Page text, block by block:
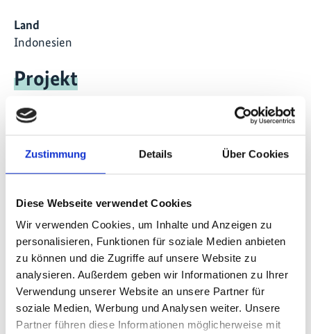
Zustimmung Details Über Cookies
Diese Webseite verwendet Cookies
Wir verwenden Cookies, um Inhalte und Anzeigen zu
personalisieren, Funktionen für soziale Medien anbieten
zu können und die Zugriffe auf unsere Website zu
analysieren. Außerdem geben wir Informationen zu Ihrer
Verwendung unserer Website an unsere Partner für
soziale Medien, Werbung und Analysen weiter. Unsere
Partner führen diese Informationen möglicherweise mit
Land
Indonesien
Projekt
Climate and Biodiversity Hub Indonesia
Diese Inhalte können nicht angezeigt werden, da die
Marketing-Cookies abgelehnt wurden. Klicken Sie
hier
, um die Cookies zu akzeptieren und das Video
anzuzeigen!